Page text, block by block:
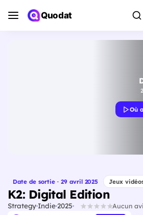
Quodat
Où
Date de sortie · 29 avril 2025 Jeux
K2: Digital Edition
Strategy Indie 2025 Aucun